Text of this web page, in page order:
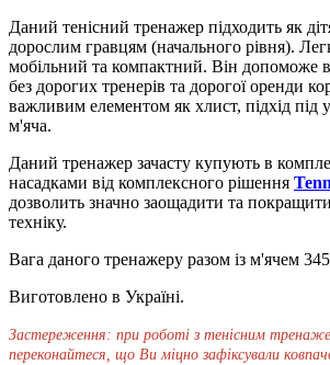
Даний тенісний тренажер підходить як
дорослим гравцям (начального рівня).
мобільний та компактний. Він допоможе
без дорогих тренерів та дорогої оренди
важливим елементом як хлист, підхід під
м'яча.
Даний тренажер зачасту купують в
насадками від комплексного рішення
дозволить значно заощадити та покращити
техніку.
Вага даного тренажеру разом із м'ячем
Виготовлено в Україні.
Застереження: при роботі з тенісним
переконайтеся, що Ви міцно зафіксували